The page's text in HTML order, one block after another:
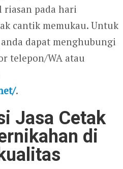
pada hari
cantik memukau. Untuk
dapat menghubungi
telepon/WA atau
.
Jasa Cetak
di